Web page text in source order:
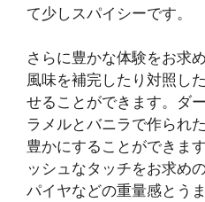
て少しスパイシーです。
さらに豊かな体験をお求
風味を補完したり対照し
せることができます。ダ
ラメルとバニラで作られ
豊かにすることができま
ッシュなタッチをお求め
パイヤなどの重量感とう